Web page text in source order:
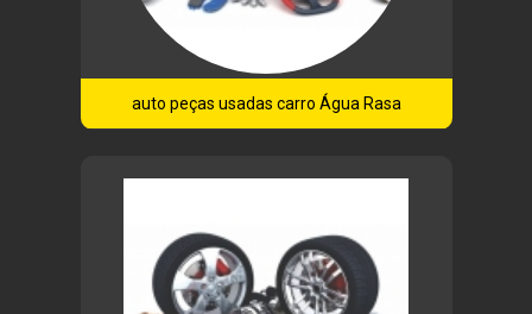
auto peças usadas carro Água Rasa